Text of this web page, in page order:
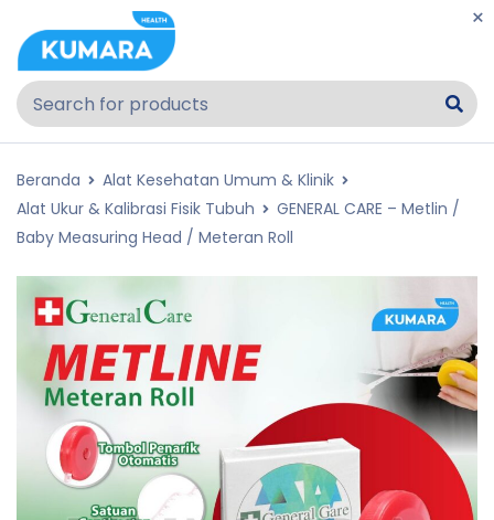
Beranda
Alat Kesehatan Umum & Klinik
Alat Ukur & Kalibrasi Fisik Tubuh
GENERAL CARE – Metlin /
Baby Measuring Head / Meteran Roll